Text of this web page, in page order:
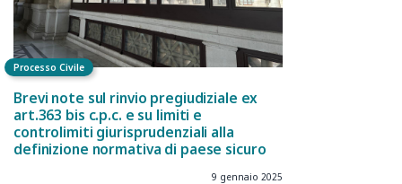
Processo Civile
Brevi note sul rinvio pregiudiziale ex
art.363 bis c.p.c. e su limiti e
controlimiti giurisprudenziali alla
definizione normativa di paese sicuro
9 gennaio 2025